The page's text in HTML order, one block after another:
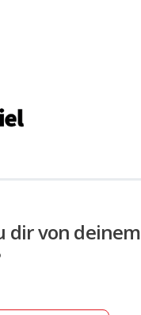
dir von deinem